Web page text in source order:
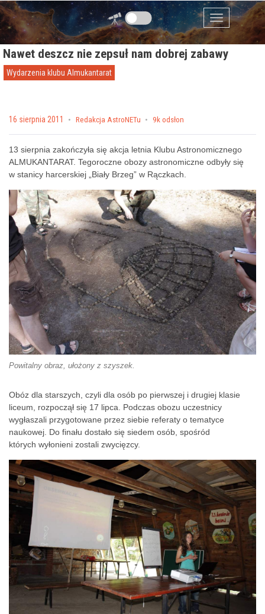
Przejdź do zawartości
Menu
Nawet deszcz nie zepsuł nam dobrej zabawy
Wydarzenia klubu Almukantarat
Posted on
16 sierpnia 2011 by Redakcja AstroNETu 9k odsłon
13 sierpnia zakończyła się akcja letnia Klubu Astronomicznego
ALMUKANTARAT. Tegoroczne obozy astronomiczne odbyły się
w stanicy harcerskiej „Biały Brzeg” w Rączkach.
Powitalny obraz, ułożony z szyszek.
Obóz dla starszych, czyli dla osób po pierwszej i drugiej klasie
liceum, rozpoczął się 17 lipca. Podczas obozu uczestnicy
wygłaszali przygotowane przez siebie referaty o tematyce
naukowej. Do finału dostało się siedem osób, spośród
których wyłonieni zostali zwycięzcy.